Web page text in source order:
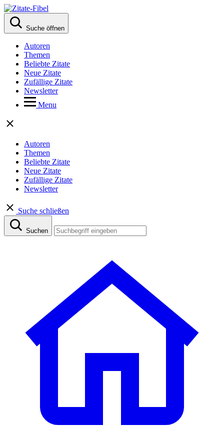
Suche öffnen
Autoren
Themen
Beliebte Zitate
Neue Zitate
Zufällige Zitate
Newsletter
Menu
Autoren
Themen
Beliebte Zitate
Neue Zitate
Zufällige Zitate
Newsletter
Suche schließen
Suchen